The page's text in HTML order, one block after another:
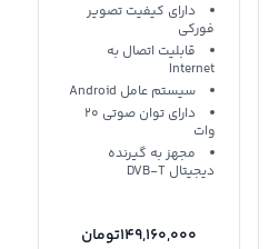
دارای کیفیت تصویر
فورکی
قابلیت اتصال به
Internet
سیستم عامل Android
دارای توان صوتی 20
وات
مجهز به گیرنده
دیجیتال DVB-T
149,160,000تومان